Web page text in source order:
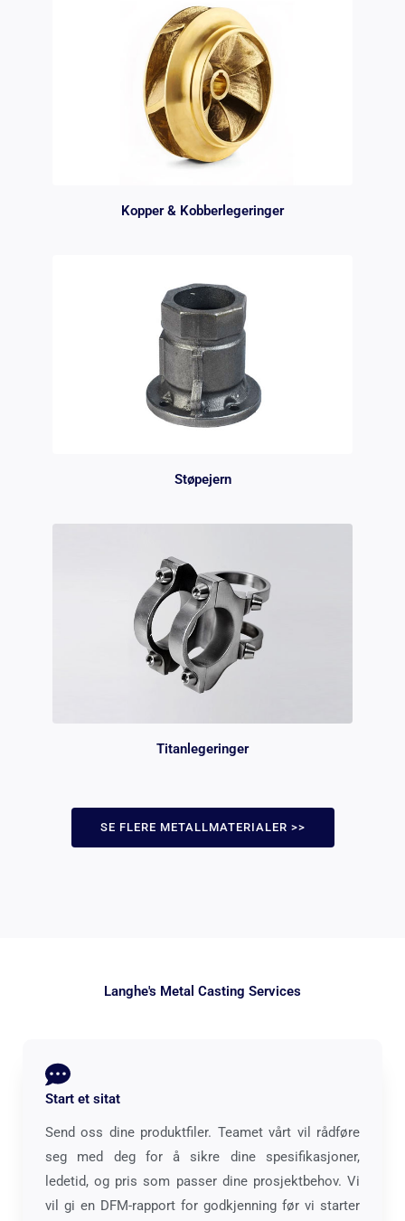
Kopper & Kobberlegeringer
Støpejern
Titanlegeringer
SE FLERE METALLMATERIALER >>
Langhe's Metal Casting Services
Start et sitat
Send oss ​​dine produktfiler. Teamet vårt vil rådføre
seg med deg for å sikre dine spesifikasjoner,
ledetid, og pris som passer dine prosjektbehov. Vi
vil gi en DFM-rapport for godkjenning før vi starter